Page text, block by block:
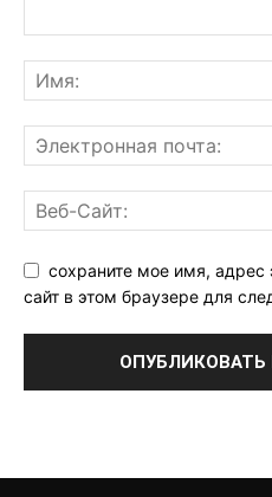
сохраните мое имя, адрес
сайт в этом браузере для